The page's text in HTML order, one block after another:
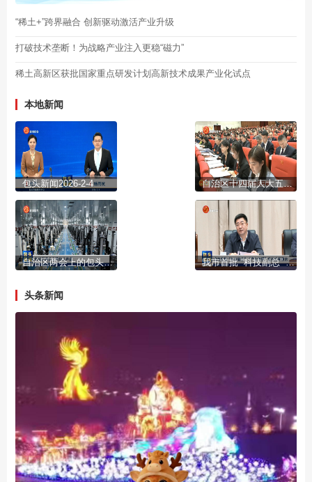
“稀土+”跨界融合 创新驱动激活产业升级
打破技术垄断！为战略产业注入更稳“磁力”
稀土高新区获批国家重点研发计划高新技术成果产业化试点
本地新闻
包头新闻2026-2-4 自治区十四届人大五次会议开幕
自治区两会上的包头声音 我市首批 “科技副总” “产业教授”进行成果展示
头条新闻